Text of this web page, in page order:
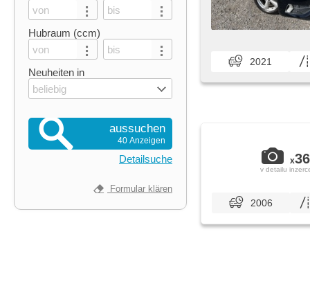
Hubraum (ccm)
Neuheiten in
beliebig
aussuchen
40 Anzeigen
Detailsuche
Formular klären
2021
x36
v detailu
2006